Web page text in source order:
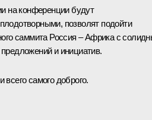
на конференции будут
позволят подойти
саммита Россия – Африка с
и инициатив.
самого доброго.